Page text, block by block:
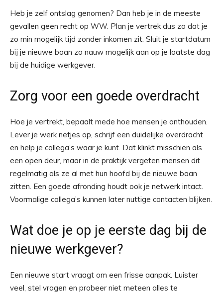
Heb je zelf ontslag genomen? Dan heb je in de meeste
gevallen geen recht op WW. Plan je vertrek dus zo dat je
zo min mogelijk tijd zonder inkomen zit. Sluit je startdatum
bij je nieuwe baan zo nauw mogelijk aan op je laatste dag
bij de huidige werkgever.
Zorg voor een goede overdracht
Hoe je vertrekt, bepaalt mede hoe mensen je onthouden.
Lever je werk netjes op, schrijf een duidelijke overdracht
en help je collega’s waar je kunt. Dat klinkt misschien als
een open deur, maar in de praktijk vergeten mensen dit
regelmatig als ze al met hun hoofd bij de nieuwe baan
zitten. Een goede afronding houdt ook je netwerk intact.
Voormalige collega’s kunnen later nuttige contacten blijken.
Wat doe je op je eerste dag bij de
nieuwe werkgever?
Een nieuwe start vraagt om een frisse aanpak. Luister
veel, stel vragen en probeer niet meteen alles te